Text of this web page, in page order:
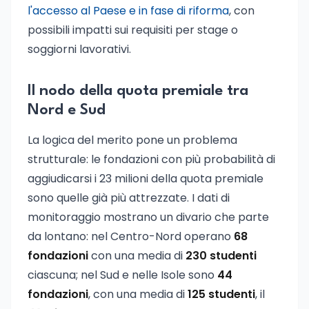
l'accesso al Paese e in fase di riforma, con
possibili impatti sui requisiti per stage o
soggiorni lavorativi.
Il nodo della quota premiale tra
Nord e Sud
La logica del merito pone un problema
strutturale: le fondazioni con più probabilità di
aggiudicarsi i 23 milioni della quota premiale
sono quelle già più attrezzate. I dati di
monitoraggio mostrano un divario che parte
da lontano: nel Centro-Nord operano 68
fondazionicon una media di 230 studenti
ciascuna; nel Sud e nelle Isole sono 44
fondazioni, con una media di125 studenti, il